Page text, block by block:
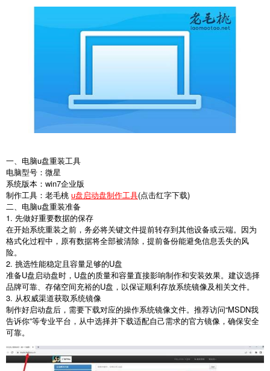
一、电脑u盘重装工具
电脑型号：微星
系统版本：win7企业版
制作工具：老毛桃 u盘启动盘制作工具(点击红字下载)
二、电脑u盘重装准备
1. 先做好重要数据的保存
在开始系统重装之前，务必将关键文件提前转存到其他设备或云端。因为
格式化过程中，原有数据将全部被清除，提前备份能避免信息丢失的风
险。
2. 挑选性能稳定且容量足够的U盘
准备U盘启动盘时， U盘的质量和容量直接影响制作和安装效果。建议选择
品牌可靠、存储空间充裕的U盘，以保证顺利存放系统镜像及相关文件。
3. 从权威渠道获取系统镜像
制作好启动盘后，需要下载对应的操作系统镜像文件。推荐访问“MSDN我
告诉你”等专业平台，从中选择并下载适配自己需求的官方镜像，确保安全
可靠。